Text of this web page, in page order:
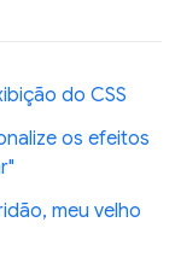
do CSS
os efeitos
meu velho